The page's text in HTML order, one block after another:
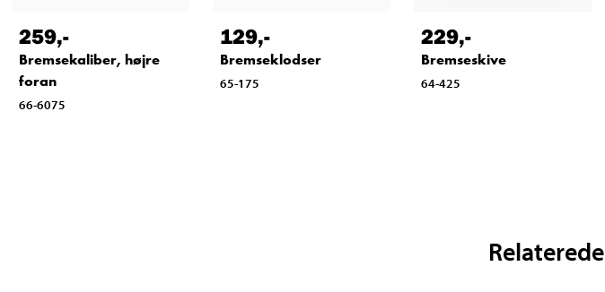
259,-
Bremsekaliber, højre
foran
66-6075
129,-
Bremseklodser
65-175
229,-
Bremseskive
64-425